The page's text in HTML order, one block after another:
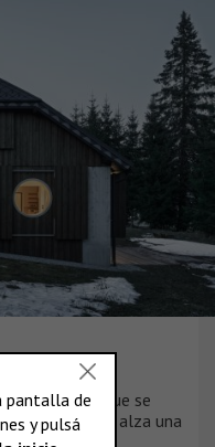
carretera que se
Bohemia, se alza una
XIX.